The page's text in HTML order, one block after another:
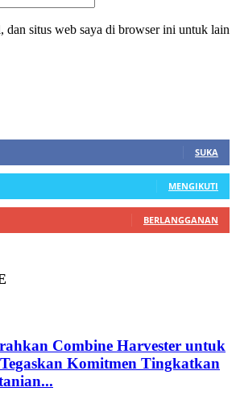
dan situs web saya di browser ini untuk lain
SUKA
MENGIKUTI
BERLANGGANAN
Combine Harvester untuk
Komitmen Tingkatkan